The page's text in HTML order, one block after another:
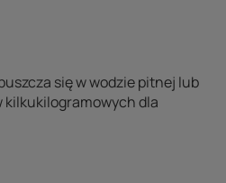
się w wodzie pitnej lub
kilkukilogramowych dla